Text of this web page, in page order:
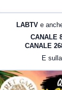
23:00
LABTV e
CANALE
CANALE
E